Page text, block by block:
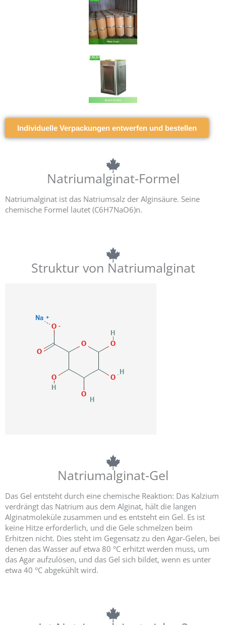
Individuelle Verpackungen entwerfen und bestellen
Natriumalginat-Formel
Natriumalginat ist das Natriumsalz der Alginsäure. Seine
chemische Formel lautet (C6H7NaO6)n.
Struktur von Natriumalginat
Natriumalginat-Gel
Das Gel entsteht durch eine chemische Reaktion: Das Kalzium
verdrängt das Natrium aus dem Alginat, hält die langen
Alginatmoleküle zusammen und es entsteht ein Gel. Es ist
keine Hitze erforderlich, und die Gele schmelzen beim
Erhitzen nicht. Dies steht im Gegensatz zu den Agar-Gelen, bei
denen das Wasser auf etwa 80 °C erhitzt werden muss, um
das Agar aufzulösen, und das Gel sich bildet, wenn es unter
etwa 40 °C abgekühlt wird.